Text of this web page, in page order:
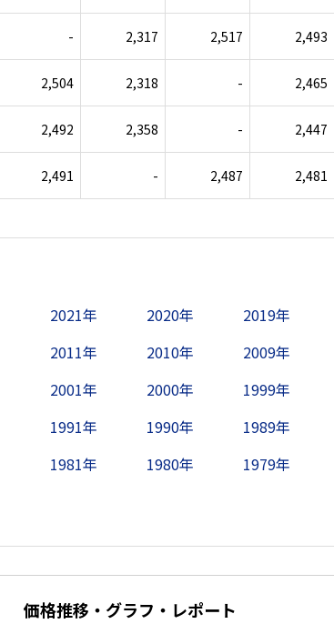
- 2,317 2,517 2,493
2,504 2,318 - 2,465
2,492 2,358 - 2,447
2,491 - 2,487 2,481
2021年 2020年
2019年
2011年 2010年
2009年
2001年 2000年
1999年
1991年 1990年
1989年
1981年 1980年
1979年
価格推移・グラフ・レポート